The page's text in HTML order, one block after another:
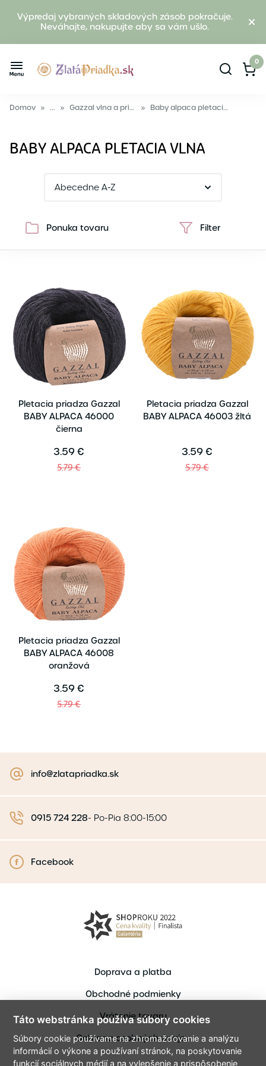
Výpredaj vybraných skladových zásob pokračuje.
Neváhajte, nakupujte aby sa vám ušlo.
0
Domov » ... » Gazzal vlna a priadza » Baby alpaca pletacia vlna
BABY ALPACA PLETACIA VLNA
Ponuka tovaru Filter
Pletacia priadza Gazzal
BABY ALPACA 46000
čierna
3.59 €
5.79 €
Pletacia priadza Gazzal
BABY ALPACA 46003 žltá
3.59 €
5.79 €
Pletacia priadza Gazzal
BABY ALPACA 46008
oranžová
3.59 €
5.79 €
info@zlatapriadka.sk
0915 724 228- Po-Pia 8:00-15:00
Facebook
Doprava a platba
Obchodné podmienky
Vrátenie tovaru
Ochrana osobných údajov
Táto webstránka používa súbory cookies
Súbory cookie používame na zhromažďovanie a analýzu
informácií o výkone a používaní stránok, na poskytovanie
funkcií sociálnych médií a na vylepšenie a prispôsobenie